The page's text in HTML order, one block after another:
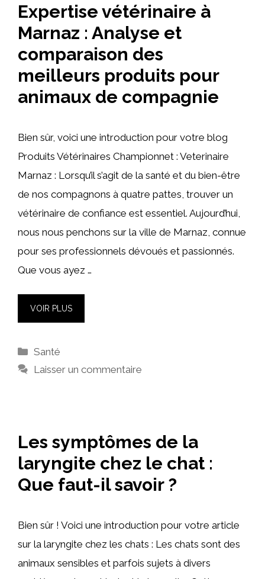
Expertise vétérinaire à
Marnaz : Analyse et
comparaison des
meilleurs produits pour
animaux de compagnie
Bien sûr, voici une introduction pour votre blog
Produits Vétérinaires Championnet : Veterinaire
Marnaz : Lorsqu’il s’agit de la santé et du bien-être
de nos compagnons à quatre pattes, trouver un
vétérinaire de confiance est essentiel. Aujourd’hui,
nous nous penchons sur la ville de Marnaz, connue
pour ses professionnels dévoués et passionnés.
Que vous ayez …
VOIR PLUS
Catégories
Santé
Laisser un commentaire
Les symptômes de la
laryngite chez le chat :
Que faut-il savoir ?
Bien sûr ! Voici une introduction pour votre article
sur la laryngite chez les chats : Les chats sont des
animaux sensibles et parfois sujets à divers